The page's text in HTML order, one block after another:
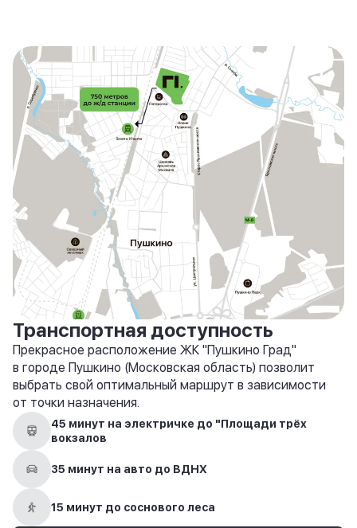
Транспортная доступность
Прекрасное расположение ЖК "Пушкино Град"
в городе Пушкино (Московская область) позволит
выбрать свой оптимальный маршрут в зависимости
от точки назначения.
45 минут на электричке до "Площади трёх
вокзалов
35 минут на авто до ВДНХ
15 минут до соснового леса